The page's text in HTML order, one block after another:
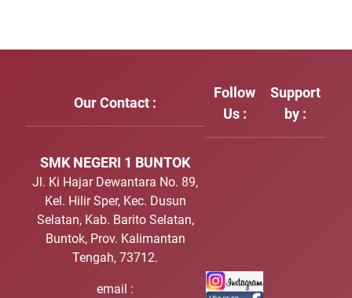
Our Contact :
Follow
Us :
Support
by :
SMK NEGERI 1 BUNTOK
Jl. Ki Hajar Dewantara No. 89,
Kel. Hilir Sper, Kec. Dusun
Selatan, Kab. Barito Selatan,
Buntok, Prov. Kalimantan
Tengah, 73712.
email :